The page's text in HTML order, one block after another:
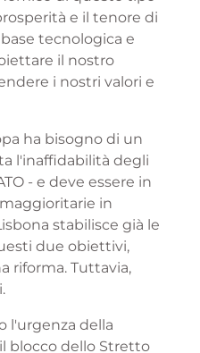
e il tenore di
tecnologica e
il nostro
i nostri valori e
ha bisogno di un
l'inaffidabilità degli
- e deve essere in
in
stabilisce già le
due obiettivi,
riforma. Tuttavia,
l'urgenza della
blocco dello Stretto